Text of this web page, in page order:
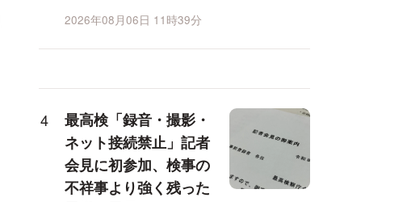
2026年08月06日 11時39分
最高検「録音・撮影・
ネット接続禁止」記者
会見に初参加、検事の
不祥事より強く残った